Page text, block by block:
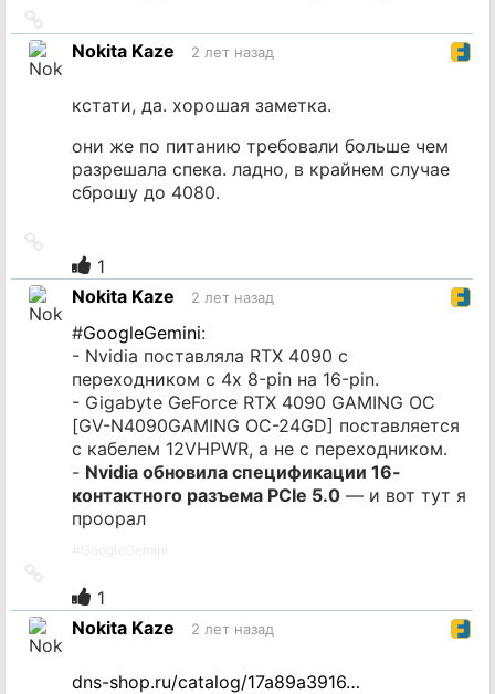
на
источник
Nokita Kaze 2 лет назад
кстати, да. хорошая заметка.
они же по питанию требовали больше чем
разрешала спека. ладно, в крайнем случае
сброшу до 4080.
источник
1
Nokita Kaze
2 лет назад
#GoogleGemini:
- Nvidia поставляла RTX 4090 с
переходником с 4х 8-pin на 16-pin.
- Gigabyte GeForce RTX 4090 GAMING OC
[GV-N4090GAMING OC-24GD] поставляется
с кабелем 12VHPWR, а не с переходником.
- Nvidia обновила спецификации 16-
контактного разъема PCIe 5.0 — и вот тут я
проорал
источник
1
Nokita Kaze
2 лет назад
dns-shop.ru/catalog/17a89a3916…